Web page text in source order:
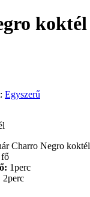
koktél
Egyszerű
Charro Negro koktél
fő
1perc
2perc